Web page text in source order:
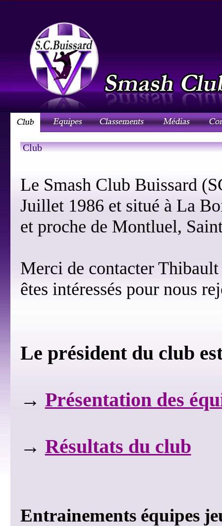
Club
Le Smash Club Buissard
Juillet 1986 et situé à La
et proche de Montluel,
Merci de contacter
êtes intéressés pour nous
Le président du club
→ Présentation des
→ Résultats du club
Entrainements équipes